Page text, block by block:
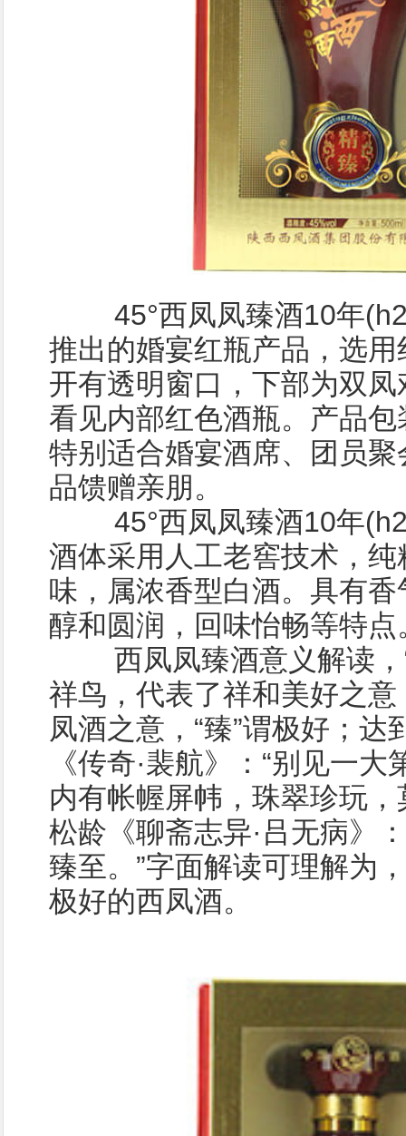
45°西凤凤臻酒10年
推出的婚宴红瓶产品，选
开有透明窗口，下部为双
看见内部红色酒瓶。产品
特别适合婚宴酒席、团员
品馈赠亲朋。
45°西凤凤臻酒10年
酒体采用人工老窖技术，
味，属浓香型白酒。具有
醇和圆润，回味怡畅等特点
西凤凤臻酒意义解读，“
祥鸟，代表了祥和美好之
凤酒之意，“臻”谓极好；达
《传奇·裴航》：“别见一
内有帐幄屏帏，珠翠珍玩，
松龄《聊斋志异·吕无病》
臻至。”字面解读可理解为
极好的西凤酒。